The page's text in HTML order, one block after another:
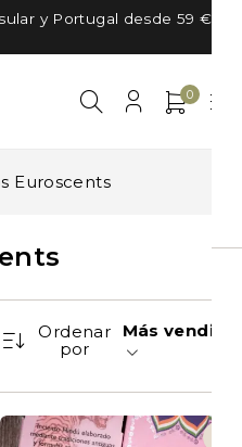
y Portugal desde 59 €, en
0
Euroscents
Ordenar
por
Más vendido